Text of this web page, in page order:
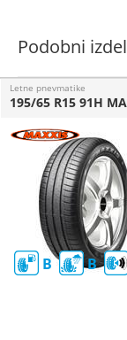
Podobni
Letne pnevmatike
B B
195/65 R15 91H